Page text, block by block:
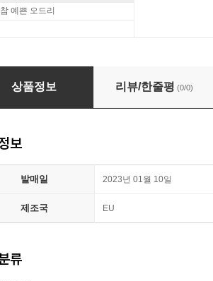
예쁜 오드리
Cevik / David Sautter 로타: 전주곡, 나
상품정보 리뷰/한줄평 (0/0)
보
발매일 2023년 01월 10일
제조국 EU
류